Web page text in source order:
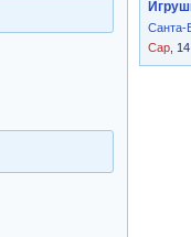
Санта-
Cap ,